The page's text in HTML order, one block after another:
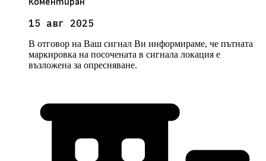
15 авг 2025
В отговор на Ваш сигнал Ви информираме, че пътната
маркировка на посочената в сигнала локация е
възложена за опресняване.